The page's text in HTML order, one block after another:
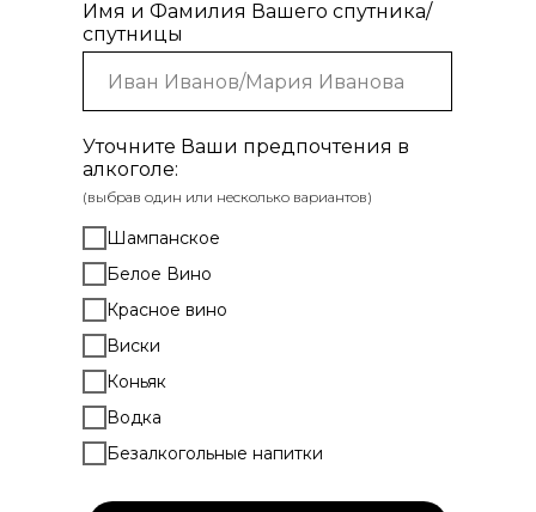
Имя и Фамилия Вашего спутника/
спутницы
Уточните Ваши предпочтения в
алкоголе:
(выбрав один или несколько вариантов)
Шампанское
Белое Вино
Красное вино
Виски
Коньяк
Водка
Безалкогольные напитки